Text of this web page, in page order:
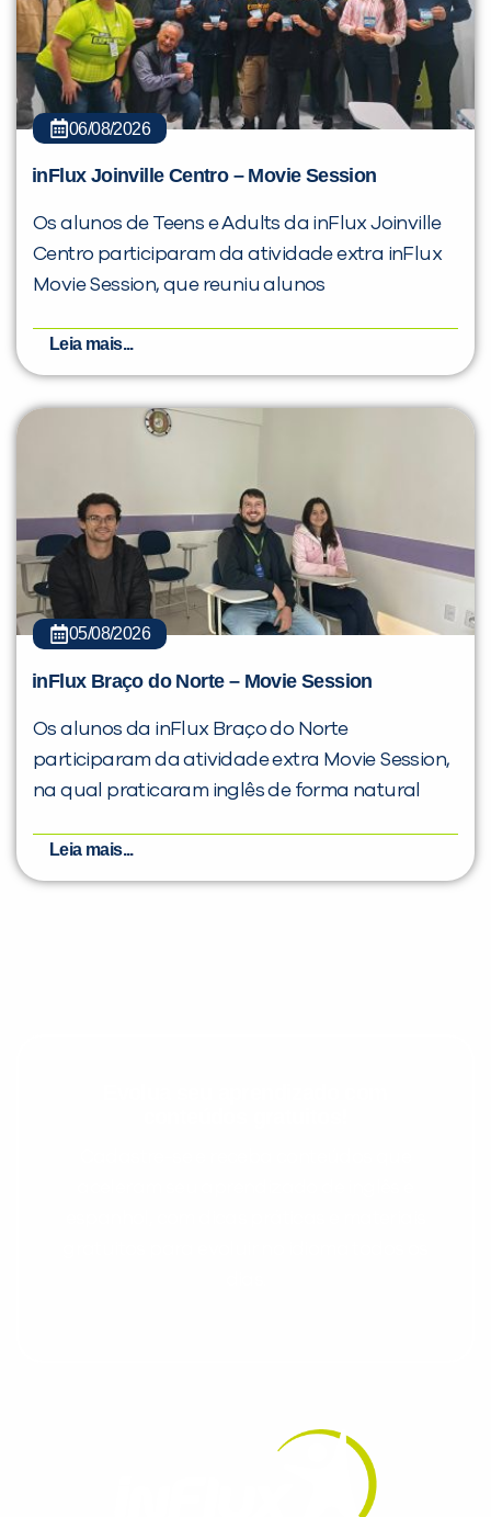
06/08/2026
inFlux Joinville Centro – Movie Session
Os alunos de Teens e Adults da inFlux Joinville
Centro participaram da atividade extra inFlux
Movie Session, que reuniu alunos
Leia mais...
05/08/2026
inFlux Braço do Norte – Movie Session
Os alunos da inFlux Braço do Norte
participaram da atividade extra Movie Session,
na qual praticaram inglês de forma natural
Leia mais...